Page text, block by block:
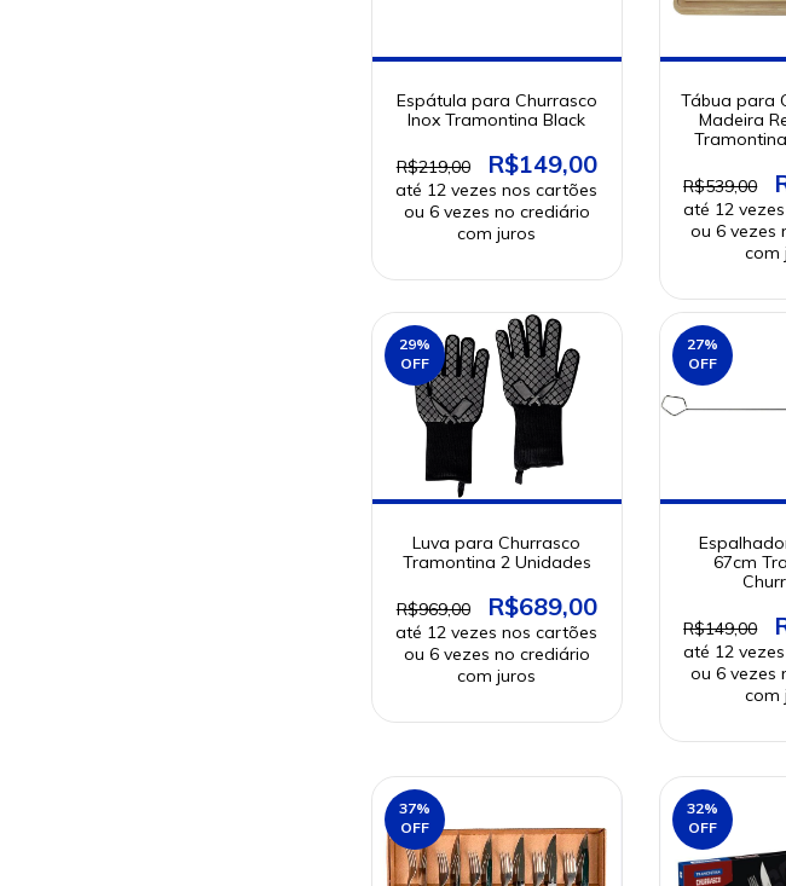
Espátula para Churrasco
Inox Tramontina Black
R$219,00 R$149,00
Tábua para
Madeira
R$539,00
29%
OFF
Luva para Churrasco
Tramontina 2 Unidades
R$969,00 R$689,00
27%
OFF
67cm
R$149,00
37%
OFF
32%
OFF